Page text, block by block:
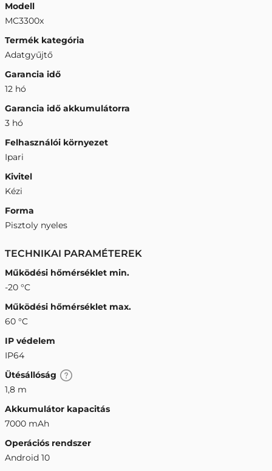
Modell
MC3300x
Termék kategória
Adatgyűjtő
Garancia idő
12 hó
Garancia idő akkumulátorra
3 hó
Felhasználói környezet
Ipari
Kivitel
Kézi
Forma
Pisztoly nyeles
TECHNIKAI PARAMÉTEREK
Működési hőmérséklet min.
-20 °C
Működési hőmérséklet max.
60 °C
IP védelem
IP64
Ütésállóság
1,8 m
Akkumulátor kapacitás
7000 mAh
Operációs rendszer
Android 10